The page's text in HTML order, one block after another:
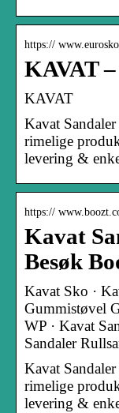
https://
KAVAT
KAVAT
Kavat
rimelige
levering &
https://
Kavat
Besøk
Kavat Sko ·
Gummistøvel
WP · Kavat
Sandaler
Kavat
rimelige
levering &